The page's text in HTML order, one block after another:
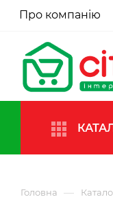
Про компанію
Головна —